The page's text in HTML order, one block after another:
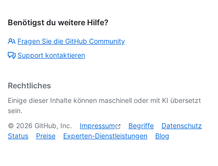
Benötigst du weitere Hilfe?
Fragen Sie die GitHub Community
Support kontaktieren
Rechtliches
Einige dieser Inhalte können maschinell oder mit KI übersetzt
sein.
© 2026 GitHub, Inc. Impressum Begriffe
Datenschutz
Status
Preise Experten-Dienstleistungen Blog